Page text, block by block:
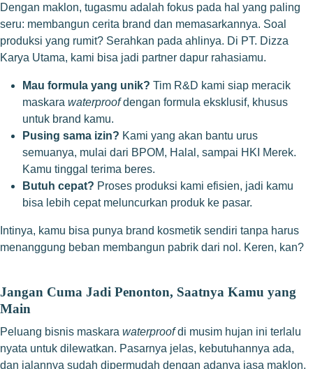
Dengan maklon, tugasmu adalah fokus pada hal yang paling
seru: membangun cerita brand dan memasarkannya. Soal
produksi yang rumit? Serahkan pada ahlinya. Di PT. Dizza
Karya Utama, kami bisa jadi partner dapur rahasiamu.
Mau formula yang unik? Tim R&D kami siap meracik
maskara waterproofdengan formula eksklusif, khusus
untuk brand kamu.
Pusing sama izin? Kami yang akan bantu urus
semuanya, mulai dari BPOM, Halal, sampai HKI Merek.
Kamu tinggal terima beres.
Butuh cepat? Proses produksi kami efisien, jadi kamu
bisa lebih cepat meluncurkan produk ke pasar.
Intinya, kamu bisa punya brand kosmetik sendiri tanpa harus
menanggung beban membangun pabrik dari nol. Keren, kan?
Jangan Cuma Jadi Penonton, Saatnya Kamu yang
Main
Peluang bisnis maskara waterproofdi musim hujan ini terlalu
nyata untuk dilewatkan. Pasarnya jelas, kebutuhannya ada,
dan jalannya sudah dipermudah dengan adanya jasa maklon.